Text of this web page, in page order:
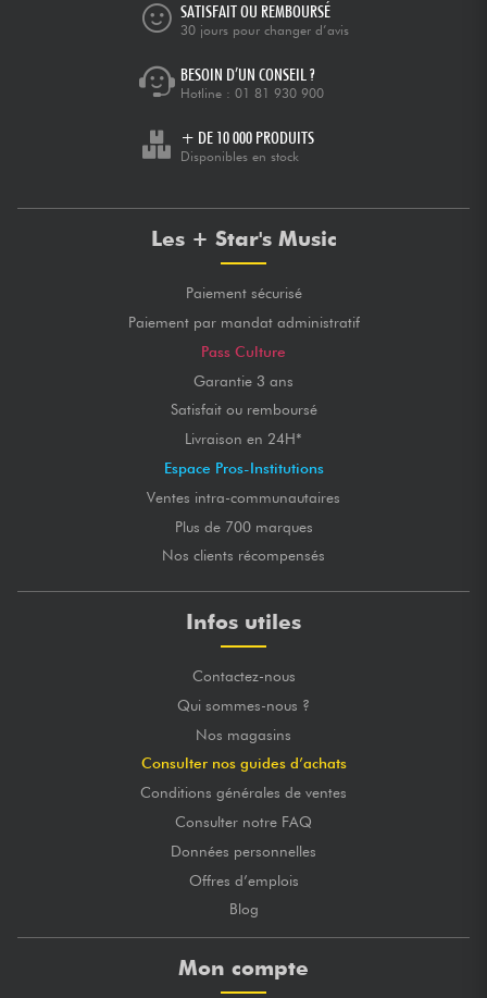
SATISFAIT OU REMBOURSÉ
30 jours pour changer d’avis
BESOIN D’UN CONSEIL ?
Hotline : 01 81 930 900
+ DE 10 000 PRODUITS
Disponibles en stock
Les + Star's Music
Paiement sécurisé
Paiement par mandat administratif
Pass Culture
Garantie 3 ans
Satisfait ou remboursé
Livraison en 24H*
Espace Pros-Institutions
Ventes intra-communautaires
Plus de 700 marques
Nos clients récompensés
Infos utiles
Contactez-nous
Qui sommes-nous ?
Nos magasins
Consulter nos guides d’achats
Conditions générales de ventes
Consulter notre FAQ
Données personnelles
Offres d’emplois
Blog
Mon compte